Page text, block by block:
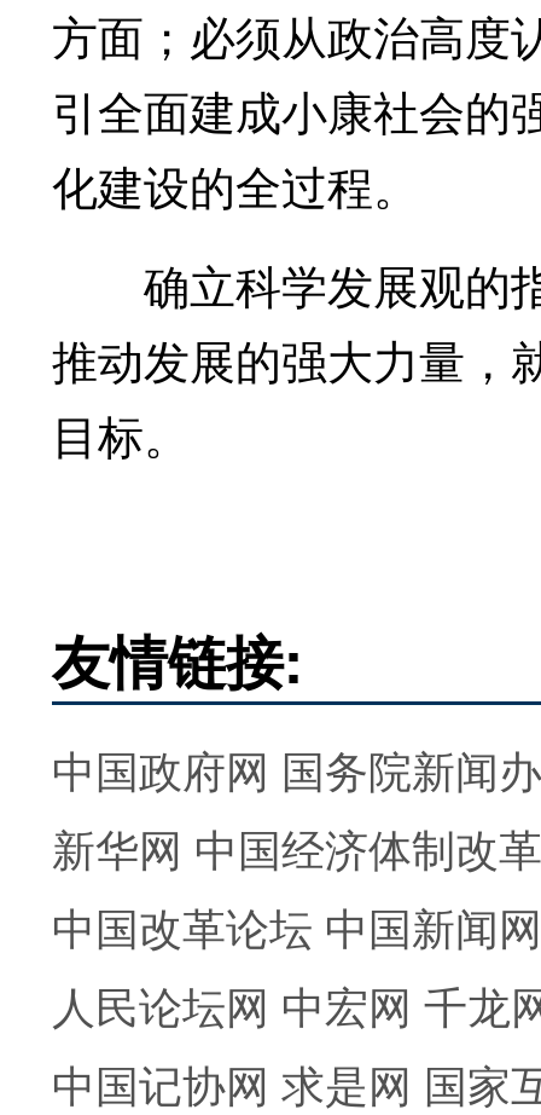
方面；必须从政治高度
引全面建成小康社会的
化建设的全过程。
确立科学发展观的
推动发展的强大力量，
目标。
友情链接:
中国政府网 国务院新闻
新华网 中国经济体制改
中国改革论坛 中国新闻网
人民论坛网 中宏网 千龙
中国记协网 求是网 国家